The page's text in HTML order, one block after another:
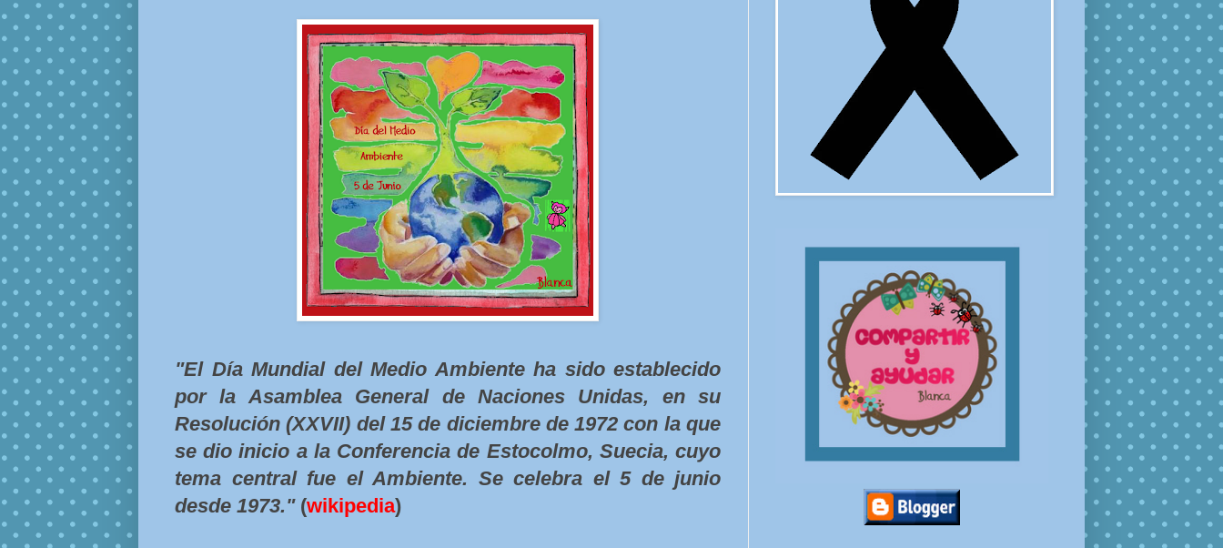
"El Día Mundial del Medio Ambiente ha sido establecido
por la Asamblea General de Naciones Unidas, en su
Resolución (XXVII) del 15 de diciembre de 1972 con la que
se dio inicio a la Conferencia de Estocolmo, Suecia, cuyo
tema central fue el Ambiente. Se celebra el 5 de junio
desde 1973."(wikipedia)